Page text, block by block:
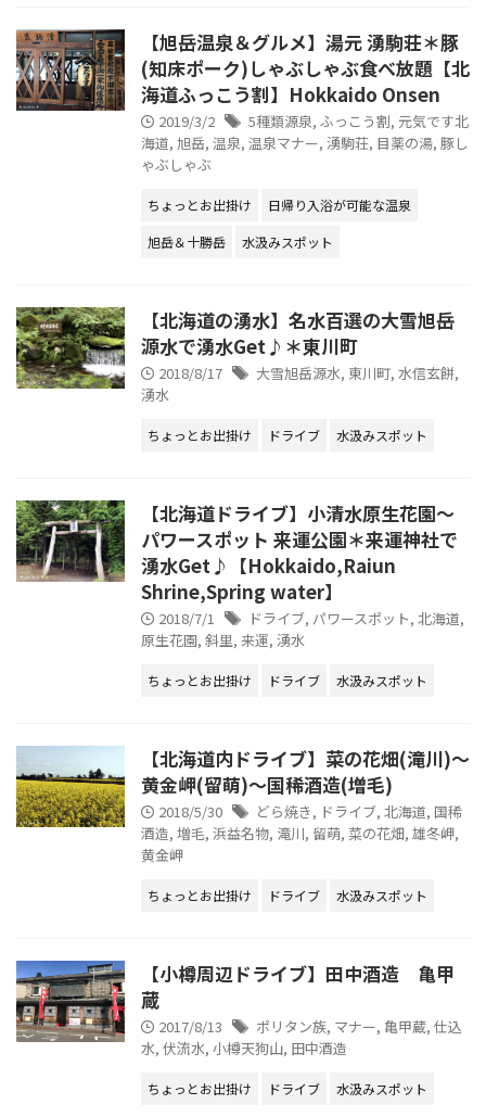
【旭岳温泉＆グルメ】湯元 湧駒荘＊豚
(知床ポーク)しゃぶしゃぶ食べ放題【北
海道ふっこう割】Hokkaido Onsen
2019/3/2 5種類源泉, ふっこう割, 元気です北
海道, 旭岳, 温泉, 温泉マナー, 湧駒荘, 目薬の湯, 豚し
ゃぶしゃぶ
ちょっとお出掛け
日帰り入浴が可能な温泉
旭岳＆十勝岳
水汲みスポット
【北海道の湧水】名水百選の大雪旭岳
源水で湧水Get♪＊東川町
2018/8/17 大雪旭岳源水, 東川町, 水信玄餅,
湧水
ちょっとお出掛け ドライブ 水汲みスポット
【北海道ドライブ】小清水原生花園～
パワースポット 来運公園＊来運神社で
湧水Get♪【Hokkaido,Raiun
Shrine,Spring water】
2018/7/1 ドライブ, パワースポット, 北海道,
原生花園, 斜里, 来運, 湧水
ちょっとお出掛け ドライブ 水汲みスポット
【北海道内ドライブ】菜の花畑(滝川)～
黄金岬(留萌)～国稀酒造(増毛)
2018/5/30 どら焼き, ドライブ, 北海道, 国稀
酒造, 増毛, 浜益名物, 滝川, 留萌, 菜の花畑, 雄冬岬,
黄金岬
ちょっとお出掛け ドライブ 水汲みスポット
【小樽周辺ドライブ】田中酒造 亀甲
蔵
2017/8/13 ポリタン族, マナー, 亀甲蔵, 仕込
水, 伏流水, 小樽天狗山, 田中酒造
ちょっとお出掛け ドライブ 水汲みスポット